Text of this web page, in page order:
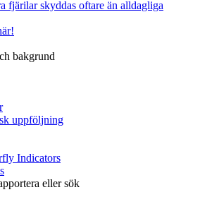
fjärilar skyddas oftare än alldagliga
bakgrund
uppföljning
Indicators
eller sök